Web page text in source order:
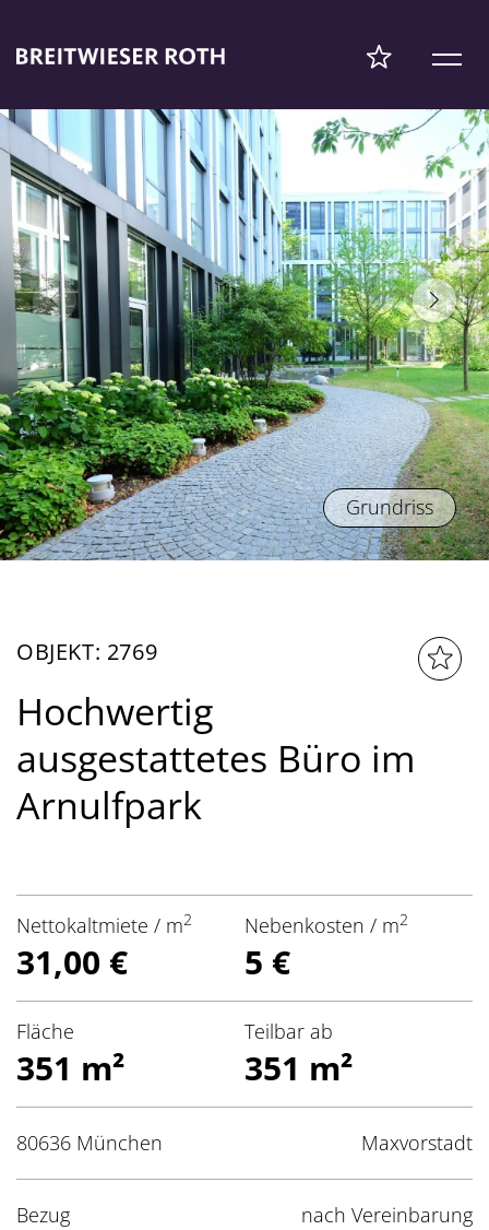
Grundriss
OBJEKT: 2769
Hochwertig
ausgestattetes Büro im
Arnulfpark
Nettokaltmiete / m2
31,00 €
Nebenkosten / m2
5 €
Fläche
351 m²
Teilbar ab
351 m²
80636 München Maxvorstadt
Bezug nach Vereinbarung